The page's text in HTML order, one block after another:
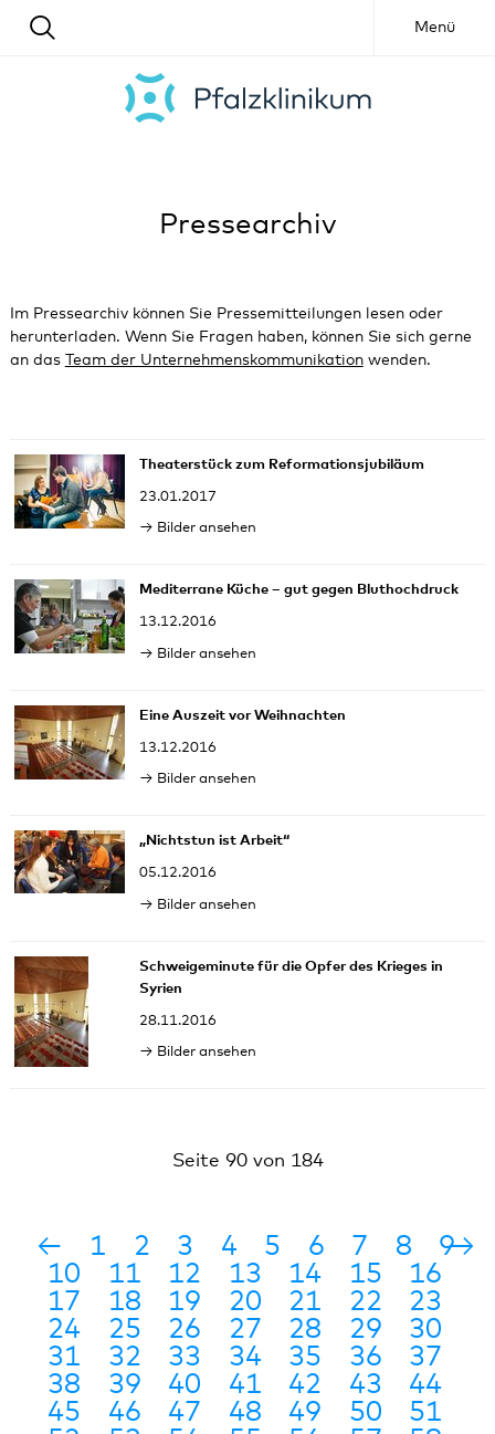
Menü
Pressearchiv
Im Pressearchiv können Sie Pressemitteilungen lesen oder
herunterladen. Wenn Sie Fragen haben, können Sie sich gerne
an das Team der Unternehmenskommunikationwenden.
Theaterstück zum Reformationsjubiläum
23.01.2017
Bilder ansehen
Mediterrane Küche – gut gegen Bluthochdruck
13.12.2016
Bilder ansehen
Eine Auszeit vor Weihnachten
13.12.2016
Bilder ansehen
„Nichtstun ist Arbeit“
05.12.2016
Bilder ansehen
Schweigeminute für die Opfer des Krieges in
Syrien
28.11.2016
Bilder ansehen
Seite 90 von 184
← 1 2 3 4 5 6 7 8
9
10
11 12 13 14 15
16
17
18 19 20 21 22
23
24
25 26 27 28 29
30
31
32 33 34 35 36
37
38
39 40 41 42 43
44
45
46 47 48 49 50
51
→